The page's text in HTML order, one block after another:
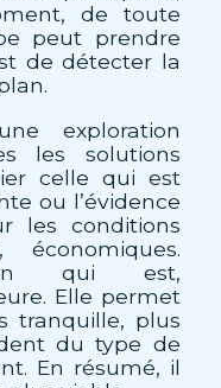
de toute
peut prendre
de détecter la
exploration
les solutions
celle qui est
ou l’évidence
les conditions
économiques.
qui est,
Elle permet
tranquille, plus
du type de
En résumé, il